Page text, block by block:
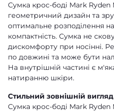
Сумка крос-боді Mark
геометричний дизайн та
оптимальне розподілення
компактність. Сумка не
дискомфорту при носінні.
по довжині та може бути
На внутрішній частині є
натиранню шкіри.
Стильний зовнішній вигляд
Сумка крос-боді Mark Ryden